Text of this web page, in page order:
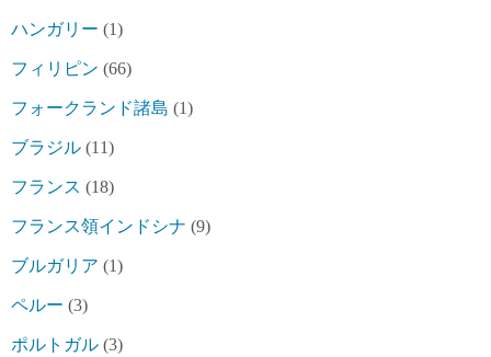
ハンガリー (1)
フィリピン (66)
フォークランド諸島 (1)
ブラジル (11)
フランス (18)
フランス領インドシナ (9)
ブルガリア (1)
ペルー (3)
ポルトガル (3)